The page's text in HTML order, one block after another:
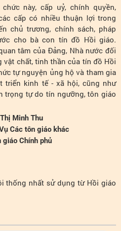
này, cấp uỷ, chính quyền,
cấp có nhiều thuận lợi trong
chủ trương, chính sách, pháp
cho bà con tín đồ Hồi giáo.
tâm của Đảng, Nhà nước đối
vật chất, tinh thần của tín đồ Hồi
tự nguyện ủng hộ và tham gia
triển kinh tế - xã hội, cũng như
trọng tự do tín ngưỡng, tôn giáo
Minh Thu
Các tôn giáo khác
giáo Chính phủ
thống nhất sử dụng từ Hồi giáo